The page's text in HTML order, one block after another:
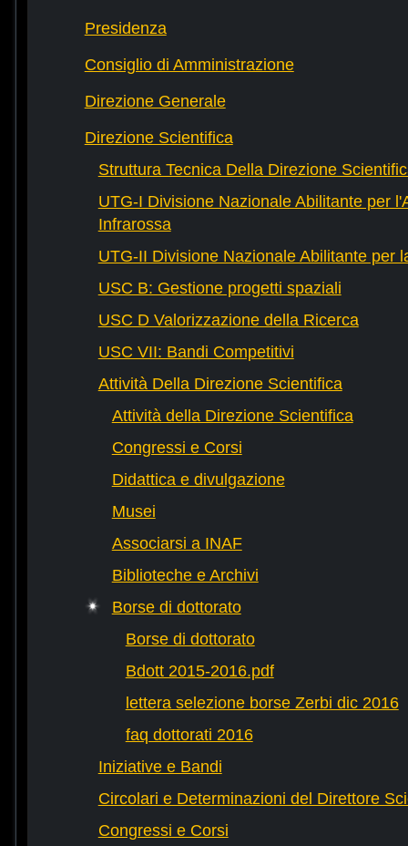
Presidenza
Consiglio di Amministrazione
Direzione Generale
Direzione Scientifica
Struttura Tecnica Della Direzione
UTG-I Divisione Nazionale Abilitante per
Infrarossa
UTG-II Divisione Nazionale Abilitante per
USC B: Gestione progetti spaziali
USC D Valorizzazione della Ricerca
USC VII: Bandi Competitivi
Attività Della Direzione Scientifica
Attività della Direzione Scientifica
Congressi e Corsi
Didattica e divulgazione
Musei
Associarsi a INAF
Biblioteche e Archivi
Borse di dottorato
Borse di dottorato
Bdott 2015-2016.pdf
lettera selezione borse Zerbi dic 2016
faq dottorati 2016
Iniziative e Bandi
Circolari e Determinazioni del Direttore
Congressi e Corsi